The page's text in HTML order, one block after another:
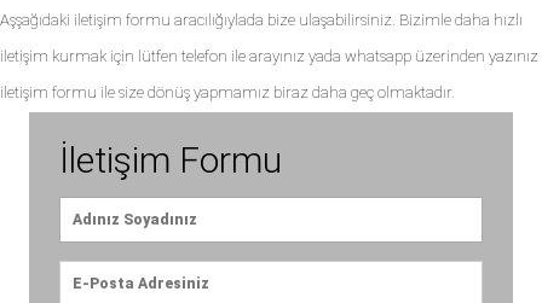
Aşşağıdaki iletişim formu aracılığıylada bize ulaşabilirsiniz. Bizimle daha hızlı
iletişim kurmak için lütfen telefon ile arayınız yada whatsapp üzerinden yazınız
iletişim formu ile size dönüş yapmamız biraz daha geç olmaktadır.
İletişim Formu